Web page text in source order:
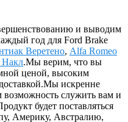
и выводим
год для Ford Brake
Веретено, Alfa Romeo
Накл.Мы верим, что вы
ценой, высоким
искренне
возможность служить вам и
будет поставляться
Америку, Австралию,